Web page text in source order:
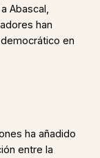
Abascal,
han
en
ha añadido
entre la